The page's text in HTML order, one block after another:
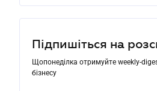
Підпишіться на
Щопонеділка отримуйте weekly-
бізнесу